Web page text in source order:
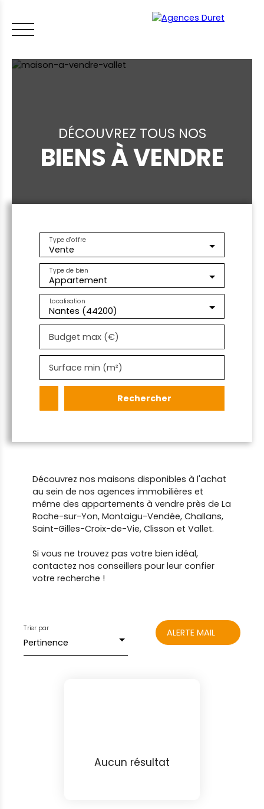
ACHETER VENDRE LOUER FAIRE GÉRER
LES CONSEILS IMMO ESTIMER MON BIEN
DÉCOUVREZ TOUS NOS
BIENS À VENDRE
Vente
Type d'offre
Appartement
Type de bien
Nantes (44200)
Localisation
Budget max (€)
Surface min (m²)
Rechercher
Découvrez nos maisons disponibles à l'achat
au sein de nos agences immobilières et
même des appartements à vendre près de La
Roche-sur-Yon, Montaigu-Vendée, Challans,
Saint-Gilles-Croix-de-Vie, Clisson et Vallet.
Si vous ne trouvez pas votre bien idéal,
contactez nos conseillers pour leur confier
votre recherche !
Pertinence
Trier par ALERTE MAIL
Aucun résultat